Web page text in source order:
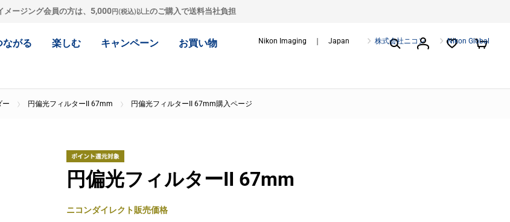
メージング会員の方は、 5,000円(税込)以上のご購入で送料当社負担
ながる 楽しむ キャンペーン お買い物 Nikon Imaging ｜ Japan 株式会社ニコン Nikon Global
ー 円偏光フィルターII 67mm 円偏光フィルターII 67mm購入ページ
円偏光フィルターII 67mm
ニコンダイレクト販売価格